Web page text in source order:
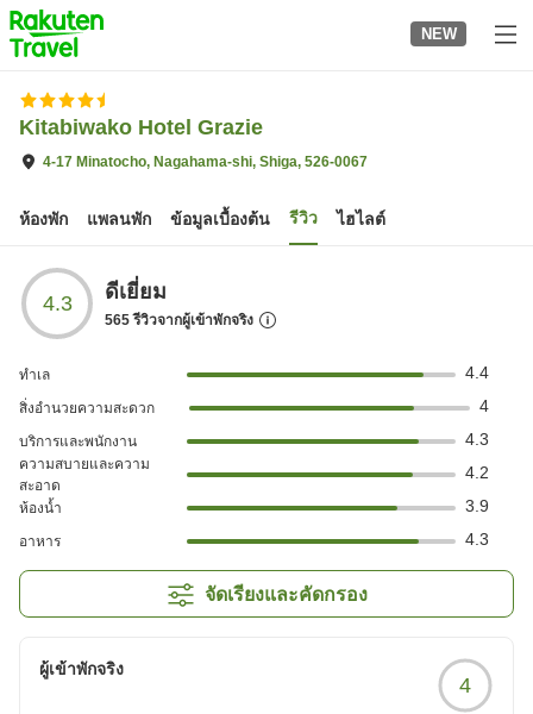
to
top
page
NEW
Kitabiwako Hotel Grazie
4-17 Minatocho, Nagahama-shi, Shiga, 526-0067
ห้องพัก แพลนพัก ข้อมูลเบื้องต้น รีวิว ไฮไลต์
4.3 ดีเยี่ยม
565รีวิวจากผู้เข้าพักจริง
ทำเล 4.4
สิ่งอำนวยความสะดวก 4
บริการและพนักงาน 4.3
ความสบายและความ
สะอาด
4.2
ห้องน้ำ 3.9
อาหาร 4.3
จัดเรียงและคัดกรอง
ผู้เข้าพักจริง
4